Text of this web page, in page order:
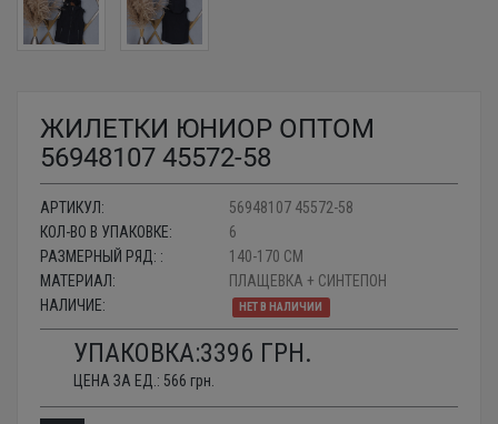
ЖИЛЕТКИ ЮНИОР ОПТОМ
56948107 45572-58
АРТИКУЛ:
56948107 45572-58
КОЛ-ВО В УПАКОВКЕ:
6
РАЗМЕРНЫЙ РЯД: :
140-170 СМ
МАТЕРИАЛ:
ПЛАЩЕВКА + СИНТЕПОН
НАЛИЧИЕ:
НЕТ В НАЛИЧИИ
УПАКОВКА:3396 ГРН.
ЦЕНА ЗА ЕД.: 566 грн.